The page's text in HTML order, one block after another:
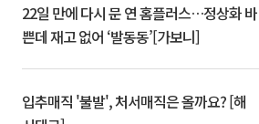
22일 만에 다시 문 연 홈플러스…정상화 바
쁜데 재고 없어 ‘발동동’[가보니]
입추매직 '불발', 처서매직은 올까요? [해